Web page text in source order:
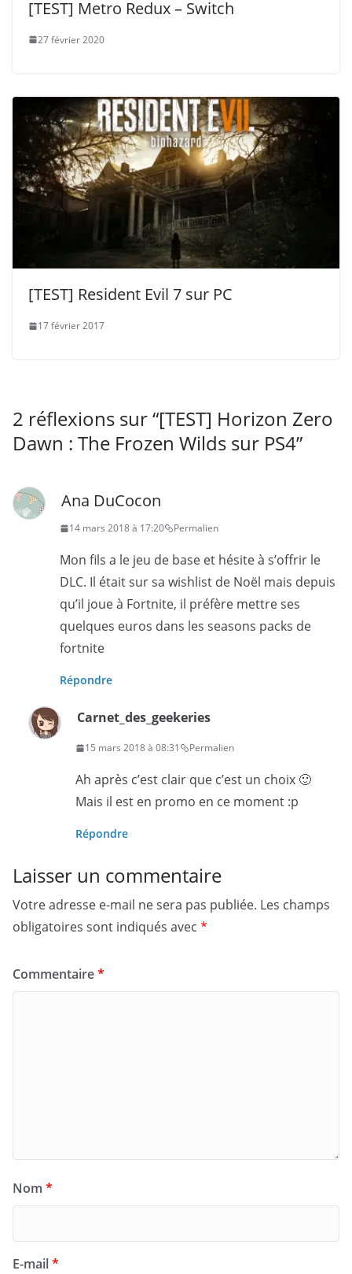
[TEST] Metro Redux – Switch
27 février 2020
[TEST] Resident Evil 7 sur PC
17 février 2017
2 réflexions sur “[TEST] Horizon Zero
Dawn : The Frozen Wilds sur PS4”
Ana DuCocon
14 mars 2018 à 17:20 Permalien
Mon fils a le jeu de base et hésite à s’offrir le
DLC. Il était sur sa wishlist de Noël mais depuis
qu’il joue à Fortnite, il préfère mettre ses
quelques euros dans les seasons packs de
fortnite
Répondre
Carnet_des_geekeries
15 mars 2018 à 08:31 Permalien
Ah après c’est clair que c’est un choix 🙂
Mais il est en promo en ce moment :p
Répondre
Laisser un commentaire
Votre adresse e-mail ne sera pas publiée. Les champs
obligatoires sont indiqués avec *
Commentaire*
Nom *
E-mail*